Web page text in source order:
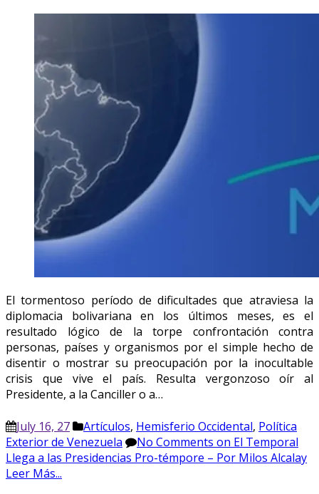
El tormentoso período de dificultades que atraviesa la
diplomacia bolivariana en los últimos meses, es el
resultado lógico de la torpe confrontación contra
personas, países y organismos por el simple hecho de
disentir o mostrar su preocupación por la inocultable
crisis que vive el país. Resulta vergonzoso oír al
Presidente, a la Canciller o a…
July 16, 27 Artículos, Hemisferio Occidental, Política
Exterior de Venezuela
No Comments on El Temporal
Llega a las Presidencias Pro-témpore – Por Milos Alcalay
Leer Más...